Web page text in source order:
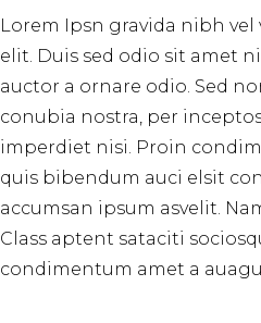
Lorem Ipsn gravida nibh
elit. Duis sed odio sit amet
auctor a ornare odio. Sed
conubia nostra, per
imperdiet nisi. Proin
quis bibendum auci elsit
accumsan ipsum asvelit.
Class aptent sataciti
condimentum amet a